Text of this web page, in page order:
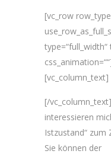
[vc_row
type=“full_width“
[vc_column_text]
[/
interessieren
Istzustand“ zum
Sie können der